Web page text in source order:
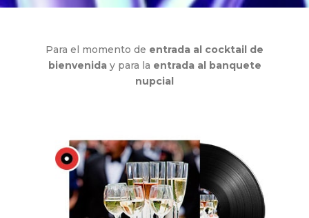
Para el momento de entrada al cocktail de
bienveniday para la entrada al banquete
nupcial